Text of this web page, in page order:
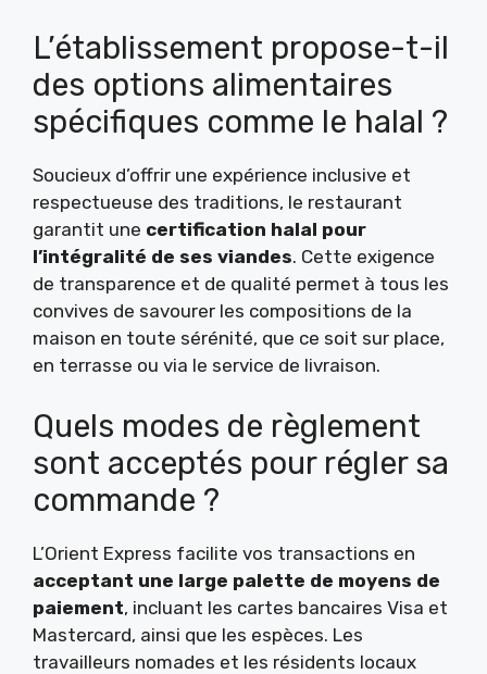
L’établissement propose-t-il
des options alimentaires
spécifiques comme le halal ?
Soucieux d’offrir une expérience inclusive et
respectueuse des traditions, le restaurant
garantit une certification halal pour
l’intégralité de ses viandes. Cette exigence
de transparence et de qualité permet à tous les
convives de savourer les compositions de la
maison en toute sérénité, que ce soit sur place,
en terrasse ou via le service de livraison.
Quels modes de règlement
sont acceptés pour régler sa
commande ?
L’Orient Express facilite vos transactions en
acceptant une large palette de moyens de
paiement, incluant les cartes bancaires Visa et
Mastercard, ainsi que les espèces. Les
travailleurs nomades et les résidents locaux